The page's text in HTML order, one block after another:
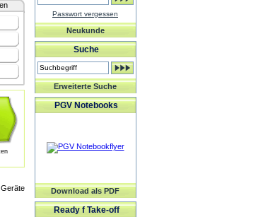
Passwort vergessen
Neukunde
Suche
Erweiterte Suche
PGV Notebooks
Download als PDF
Ready f Take-off